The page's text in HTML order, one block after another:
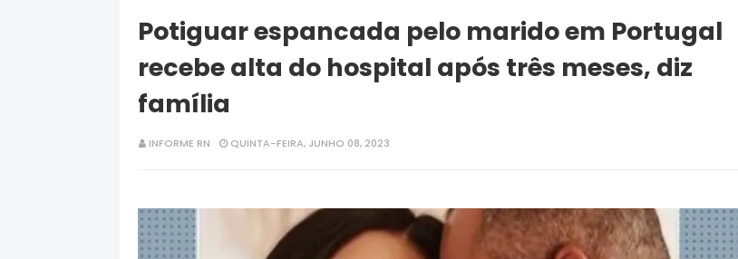
Potiguar espancada pelo marido em Portugal
recebe alta do hospital após três meses, diz
família
INFORME RN QUINTA-FEIRA, JUNHO 08, 2023